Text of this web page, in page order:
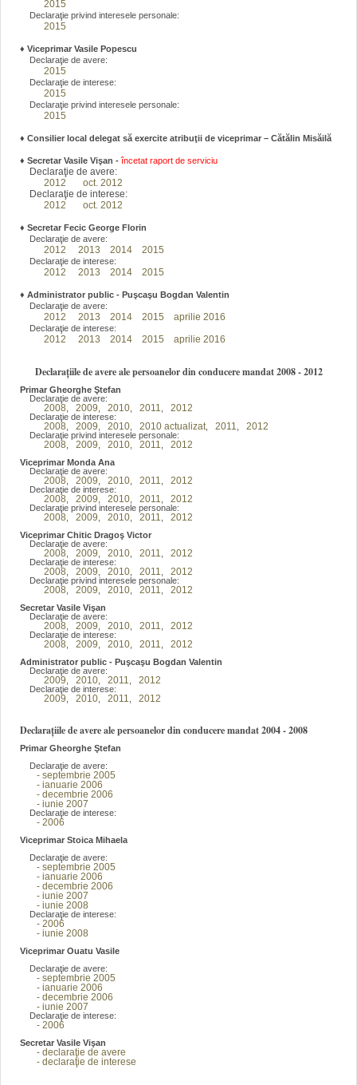
2015
Declaraţie privind interesele personale:
2015
♦ Viceprimar Vasile Popescu
Declaraţie de avere:
2015
Declaraţie de interese:
2015
Declaraţie privind interesele personale:
2015
♦ Consilier local delegat să exercite atribuţii de viceprimar – Cătălin Misăilă
♦ Secretar Vasile Vişan - încetat raport de serviciu
Declaraţie de avere:
2012
oct. 2012
Declaraţie de interese:
2012
oct. 2012
♦ Secretar Fecic George Florin
Declaraţie de avere:
2012 2013 2014 2015
Declaraţie de interese:
2012 2013 2014 2015
♦ Administrator public - Puşcaşu Bogdan Valentin
Declaraţie de avere:
2012 2013 2014 2015 aprilie 2016
Declaraţie de interese:
2012 2013 2014 2015 aprilie 2016
Declarațiile de avere ale persoanelor din conducere mandat 2008 - 2012
Primar Gheorghe Ştefan
Declaraţie de avere:
2008 2009 2010 2011 2012
Declaraţie de interese:
2008 2009 2010 2010 actualizat 2011 2012
Declaraţie privind interesele personale:
2008 2009 2010 2011 2012
Viceprimar Monda Ana
Declaraţie de avere:
2008 2009 2010 2011 2012
Declaraţie de interese:
2008 2009 2010 2011 2012
Declaraţie privind interesele personale:
2008 2009 2010 2011 2012
Viceprimar Chitic Dragoş Victor
Declaraţie de avere:
2008 2009 2010 2011 2012
Declaraţie de interese:
2008 2009 2010 2011 2012
Declaraţie privind interesele personale:
2008 2009 2010 2011 2012
Secretar Vasile Vişan
Declaraţie de avere:
2008 2009 2010 2011 2012
Declaraţie de interese:
2008 2009 2010 2011 2012
Administrator public - Puşcaşu Bogdan Valentin
Declaraţie de avere:
2009 2010 2011 2012
Declaraţie de interese:
2009 2010 2011 2012
Declarațiile de avere ale persoanelor din conducere mandat 2004 - 2008
Primar Gheorghe Ştefan
Declaraţie de avere:
- septembrie 2005
- ianuarie 2006
- decembrie 2006
- iunie 2007
Declaraţie de interese:
- 2006
Viceprimar Stoica Mihaela
Declaraţie de avere:
- septembrie 2005
- ianuarie 2006
- decembrie 2006
- iunie 2007
- iunie 2008
Declaraţie de interese:
- 2006
- iunie 2008
Viceprimar Ouatu Vasile
Declaraţie de avere:
- septembrie 2005
- ianuarie 2006
- decembrie 2006
- iunie 2007
Declaraţie de interese:
- 2006
Secretar Vasile Vişan
- declaraţie de avere
- declaraţie de interese